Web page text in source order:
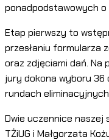
ponadpodstawowych
Etap pierwszy to
przesłaniu formularza
oraz zdjęciami dań. Na
jury dokona wyboru 36
rundach
Dwie uczennice naszej
TŻiUG i Małgorzata